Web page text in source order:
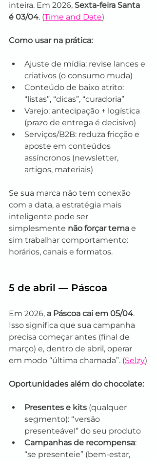
inteira. Em 2026, Sexta-feira Santa
é 03/04. (Time and Date)
Como usar na prática:
Ajuste de mídia: revise lances e
criativos (o consumo muda)
Conteúdo de baixo atrito:
“listas”, “dicas”, “curadoria”
Varejo: antecipação + logística
(prazo de entrega é decisivo)
Serviços/B2B: reduza fricção e
aposte em conteúdos
assíncronos (newsletter,
artigos, materiais)
Se sua marca não tem conexão
com a data, a estratégia mais
inteligente pode ser
simplesmente não forçar tema e
sim trabalhar comportamento:
horários, canais e formatos.
5 de abril — Páscoa
Em 2026, a Páscoa cai em 05/04.
Isso significa que sua campanha
precisa começar antes (final de
março) e, dentro de abril, operar
em modo “última chamada”. (Selzy)
Oportunidades além do chocolate:
Presentes e kits (qualquer
segmento): “versão
presenteável” do seu produto
Campanhas de recompensa:
“se presenteie” (bem-estar,